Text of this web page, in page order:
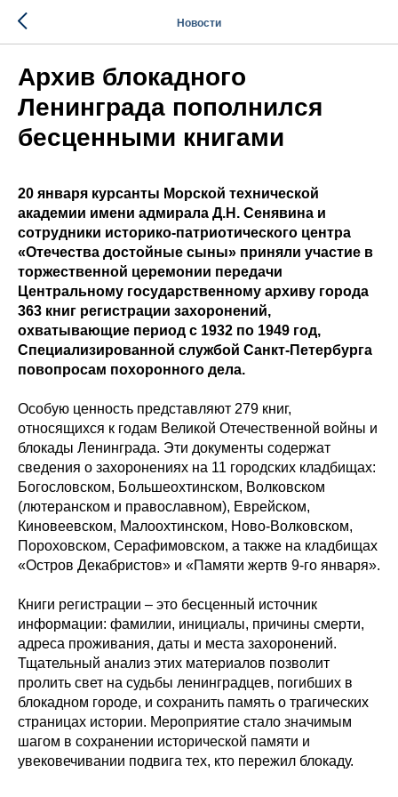
Новости
Архив блокадного
Ленинграда пополнился
бесценными книгами
20 января курсанты Морской технической
академии имени адмирала Д.Н. Сенявина и
сотрудники историко-патриотического центра
«Отечества достойные сыны» приняли участие в
торжественной церемонии передачи
Центральному государственному архиву города
363 книг регистрации захоронений,
охватывающие период с 1932 по 1949 год,
Специализированной службой Санкт-Петербурга
повопросам похоронного дела.
Особую ценность представляют 279 книг,
относящихся к годам Великой Отечественной войны и
блокады Ленинграда. Эти документы содержат
сведения о захоронениях на 11 городских кладбищах:
Богословском, Большеохтинском, Волковском
(лютеранском и православном), Еврейском,
Киновеевском, Малоохтинском, Ново-Волковском,
Пороховском, Серафимовском, а также на кладбищах
«Остров Декабристов» и «Памяти жертв 9-го января».
Книги регистрации – это бесценный источник
информации: фамилии, инициалы, причины смерти,
адреса проживания, даты и места захоронений.
Тщательный анализ этих материалов позволит
пролить свет на судьбы ленинградцев, погибших в
блокадном городе, и сохранить память о трагических
страницах истории. Мероприятие стало значимым
шагом в сохранении исторической памяти и
увековечивании подвига тех, кто пережил блокаду.